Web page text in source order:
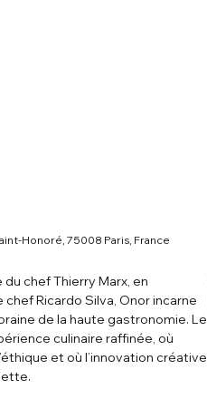
Honoré, 75008 Paris, France
chef Thierry Marx, en
Ricardo Silva, Onor incarne
de la haute gastronomie. Le
culinaire raffinée, où
et où l’innovation créative